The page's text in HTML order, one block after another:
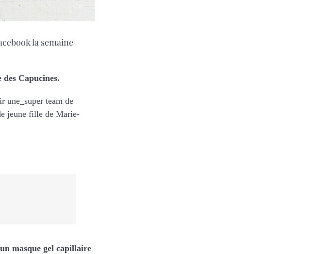
la semaine
Capucines.
une_super team de
jeune fille de Marie-
masque gel capillaire